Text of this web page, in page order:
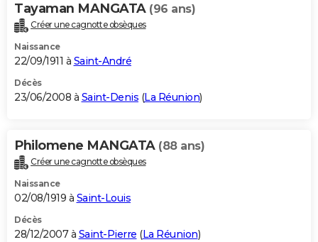
Tayaman MANGATA (96 ans)
Créer une cagnotte obsèques
Naissance
22/09/1911 à Saint-André
Décès
23/06/2008 à Saint-Denis (La Réunion)
Philomene MANGATA (88 ans)
Créer une cagnotte obsèques
Naissance
02/08/1919 à Saint-Louis
Décès
28/12/2007 à Saint-Pierre (La Réunion)